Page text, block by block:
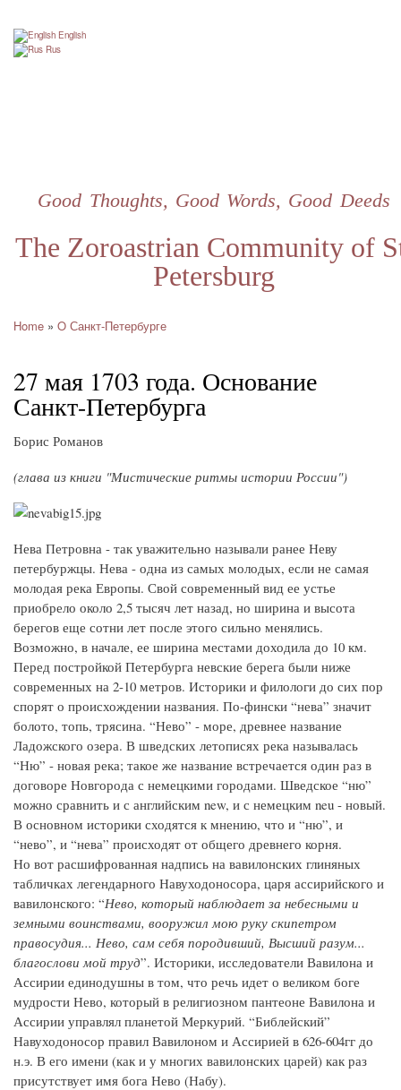
The Zoroastrian Community of
Petersburg
Good Thoughts, Good Words, Good Deeds
English
Rus
Home O Санкт-Петербурге
27 мая 1703 года. Основание
Санкт-Петербурга
Борис Романов
(глава из книги "Мистические ритмы истории России")
Нева Петровна - так уважительно называли ранее Неву
петербуржцы. Нева - одна из самых молодых, если не самая
молодая река Европы. Свой современный вид ее устье
приобрело около 2,5 тысяч лет назад, но ширина и высота
берегов еще сотни лет после этого сильно менялись.
Возможно, в начале, ее ширина местами доходила до 10 км.
Перед постройкой Петербурга невские берега были ниже
современных на 2-10 метров. Историки и филологи до сих пор
спорят о происхождении названия. По-фински “нева” значит
болото, топь, трясина. “Нево” - море, древнее название
Ладожского озера. В шведских летописях река называлась
“Ню” - новая река; такое же название встречается один раз в
договоре Новгорода с немецкими городами. Шведское “ню”
можно сравнить и с английским new, и с немецким neu - новый.
В основном историки сходятся к мнению, что и “ню”, и
“нево”, и “нева” происходят от общего древнего корня.
Но вот расшифрованная надпись на вавилонских глиняных
табличках легендарного Навуходоносора, царя ассирийского и
вавилонского: “Нево, который наблюдает за небесными и
земными воинствами, вооружил мою руку скипетром
правосудия... Нево, сам себя породивший, Высший разум...
благослови мой труд”. Историки, исследователи Вавилона и
Ассирии единодушны в том, что речь идет о великом боге
мудрости Нево, который в религиозном пантеоне Вавилона и
Ассирии управлял планетой Меркурий. “Библейский”
Навуходоносор правил Вавилоном и Ассирией в 626-604гг до
н.э. В его имени (как и у многих вавилонских царей) как раз
присутствует имя бога Нево (Набу).